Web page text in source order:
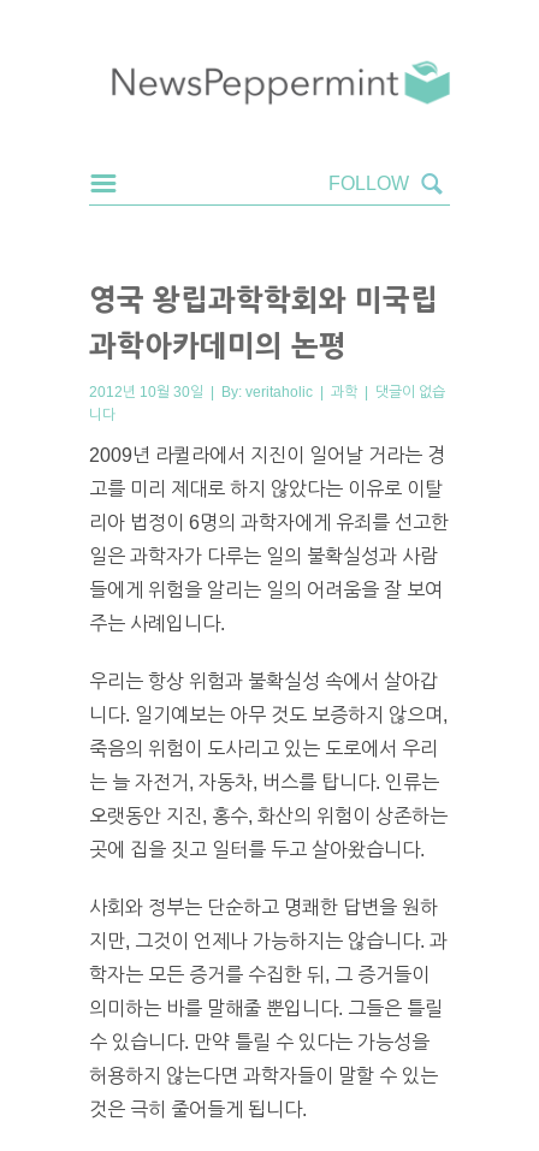
영국 왕립과학학회와 미국립
과학아카데미의 논평
2012년 10월 30일 | By: veritaholic | 과학 | 댓글이 없습
니다
2009년 라퀼라에서 지진이 일어날 거라는 경
고를 미리 제대로 하지 않았다는 이유로 이탈
리아 법정이 6명의 과학자에게 유죄를 선고한
일은 과학자가 다루는 일의 불확실성과 사람
들에게 위험을 알리는 일의 어려움을 잘 보여
주는 사례입니다.
우리는 항상 위험과 불확실성 속에서 살아갑
니다. 일기예보는 아무 것도 보증하지 않으며,
죽음의 위험이 도사리고 있는 도로에서 우리
는 늘 자전거, 자동차, 버스를 탑니다. 인류는
오랫동안 지진, 홍수, 화산의 위험이 상존하는
곳에 집을 짓고 일터를 두고 살아왔습니다.
사회와 정부는 단순하고 명쾌한 답변을 원하
지만, 그것이 언제나 가능하지는 않습니다. 과
학자는 모든 증거를 수집한 뒤, 그 증거들이
의미하는 바를 말해줄 뿐입니다. 그들은 틀릴
수 있습니다. 만약 틀릴 수 있다는 가능성을
허용하지 않는다면 과학자들이 말할 수 있는
것은 극히 줄어들게 됩니다.